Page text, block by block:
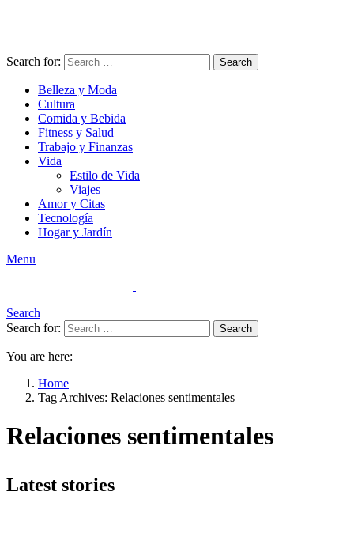
Search for: Search
Belleza y Moda
Cultura
Comida y Bebida
Fitness y Salud
Trabajo y Finanzas
Vida
Estilo de Vida
Viajes
Amor y Citas
Tecnología
Hogar y Jardín
Menu
Search
Search for:
Search
You are here:
Home
Tag Archives: Relaciones sentimentales
Relaciones sentimentales
Latest stories